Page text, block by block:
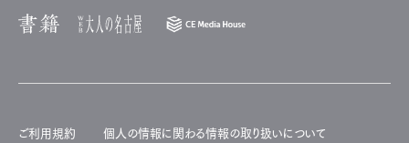
ご利用規約 個人の情報に関わる情報の取り扱いについて